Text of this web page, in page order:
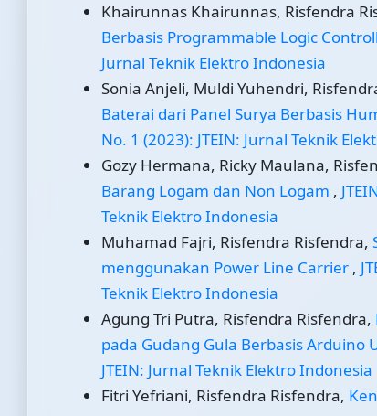
Khairunnas Khairunnas, Risfendra
Berbasis Programmable Logic
Jurnal Teknik Elektro Indonesia
Sonia Anjeli, Muldi Yuhendri,
Baterai dari Panel Surya Berbasis
No. 1 (2023): JTEIN: Jurnal Teknik
Gozy Hermana, Ricky Maulana,
Barang Logam dan Non Logam ,
Teknik Elektro Indonesia
Muhamad Fajri, Risfendra Risfendra,
menggunakan Power Line Carrier ,
Teknik Elektro Indonesia
Agung Tri Putra, Risfendra Risfendra,
pada Gudang Gula Berbasis Arduino
JTEIN: Jurnal Teknik Elektro Indonesia
Fitri Yefriani, Risfendra Risfendra,